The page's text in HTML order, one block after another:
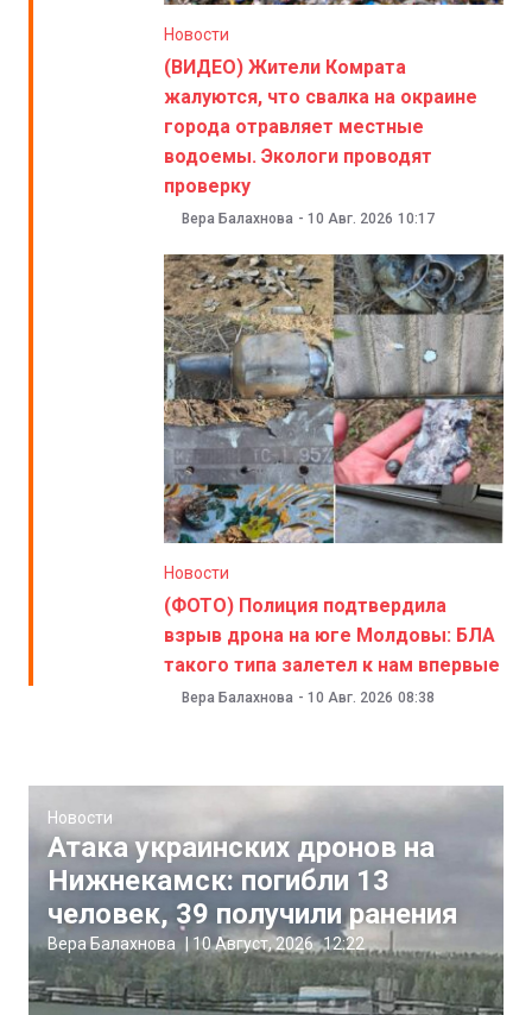
Новости
(ВИДЕО) Жители Комрата
жалуются, что свалка на окраине
города отравляет местные
водоемы. Экологи проводят
проверку
Вера Балахнова - 10 Авг. 2026 10:17
Новости
(ФОТО) Полиция подтвердила
взрыв дрона на юге Молдовы: БЛА
такого типа залетел к нам впервые
Вера Балахнова - 10 Авг. 2026 08:38
Новости
Атака украинских дронов на
Нижнекамск: погибли 13
человек, 39 получили ранения
Вера Балахнова 10 Август, 2026 12:22